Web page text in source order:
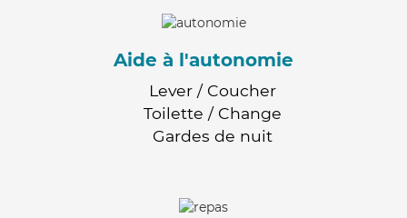
Aide à l'autonomie
Lever / Coucher
Toilette / Change
Gardes de nuit